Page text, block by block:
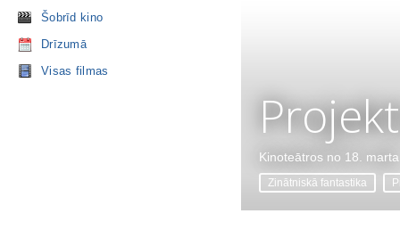
Šobrīd kino
Drīzumā
Visas filmas
Kinoteātros no 18. marta
Zinātniskā fantastika